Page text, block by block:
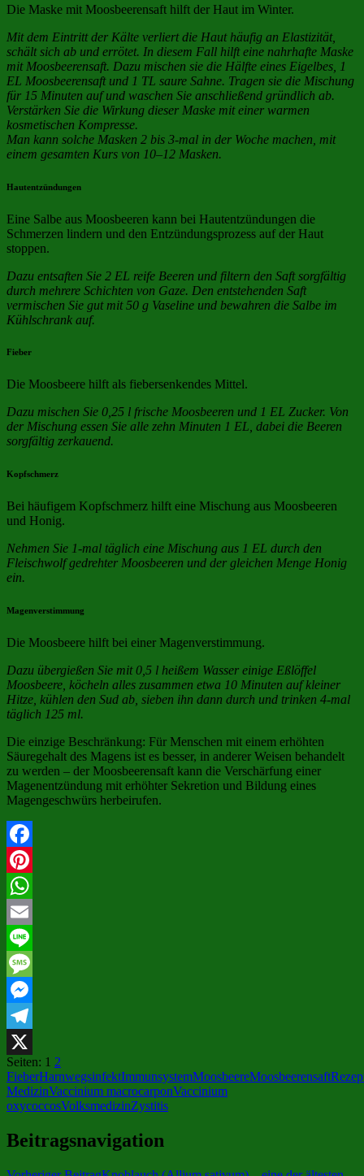
Die Maske mit Moosbeerensaft hilft der Haut im Winter.
Mit dem Eintritt der Kälte verliert die Haut häufig an Elastizität,
schält sich ab und errötet. In diesem Fall hilft eine nahrhafte Maske
mit Moosbeerensaft. Dazu mischen sie die Hälfte eines Eigelbes, 1
EL Moosbeerensaft und 1 TL saure Sahne. Tragen sie die Mischung
für 15 Minuten auf und waschen Sie anschließend gründlich ab.
Verstärken Sie die Wirkung dieser Maske mit einer warmen
kosmetischen Kompresse.
Man kann solche Masken 2 bis 3-mal in der Woche machen, mit
einem gesamten Kurs von 10–12 Masken.
Hautentzündungen
Eine Salbe aus Moosbeeren kann bei Hautentzündungen die
Schmerzen lindern und den Entzündungsprozess auf der Haut
stoppen.
Dazu entsaften Sie 2 EL reife Beeren und filtern den Saft sorgfältig
durch mehrere Schichten von Gaze. Den entstehenden Saft
vermischen Sie gut mit 50 g Vaseline und bewahren die Salbe im
Kühlschrank auf.
Fieber
Die Moosbeere hilft als fiebersenkendes Mittel.
Dazu mischen Sie 0,25 l frische Moosbeeren und 1 EL Zucker. Von
der Mischung essen Sie alle zehn Minuten 1 EL, dabei die Beeren
sorgfältig zerkauend.
Kopfschmerz
Bei häufigem Kopfschmerz hilft eine Mischung aus Moosbeeren
und Honig.
Nehmen Sie 1-mal täglich eine Mischung aus 1 EL durch den
Fleischwolf gedrehter Moosbeeren und der gleichen Menge Honig
ein.
Magenverstimmung
Die Moosbeere hilft bei einer Magenverstimmung.
Dazu übergießen Sie mit 0,5 l heißem Wasser einige Eßlöffel
Moosbeere, köcheln alles zusammen etwa 10 Minuten auf kleiner
Hitze, kühlen den Sud ab, sieben ihn dann durch und trinken 4-mal
täglich 125 ml.
Die einzige Beschränkung: Für Menschen mit einem erhöhten
Säuregehalt des Magens ist es besser, in anderer Weisen behandelt
zu werden – der Moosbeerensaft kann die Verschärfung einer
Magenentzündung mit erhöhter Sekretion und Bildung eines
Magengeschwürs herbeirufen.
Facebook
Pinterest
WhatsApp
Email
Line
Message
Messenger
Telegram
X
Seiten: 1 2
FieberHarnwegsinfektImmunsystemMoosbeereMoosbeerensaft
MedizinVaccinium macrocarponVaccinium
oxycoccosVolksmedizinZystitis
Beitragsnavigation